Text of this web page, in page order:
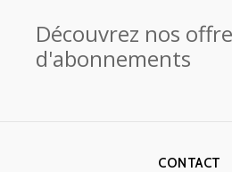
Découvrez nos
d'abonnements
CONTACT